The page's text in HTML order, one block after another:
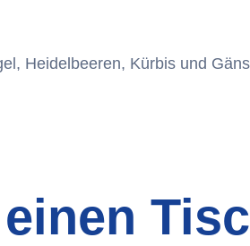
Heidelbeeren, Kürbis und